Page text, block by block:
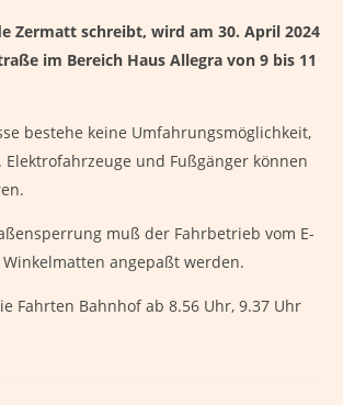
Zermatt schreibt, wird am 30. April 2024
im Bereich Haus Allegra von 9 bis 11
bestehe keine Umfahrungsmöglichkeit,
Elektrofahrzeuge und Fußgänger können
muß der Fahrbetrieb vom E-
angepaßt werden.
Fahrten Bahnhof ab 8.56 Uhr, 9.37 Uhr